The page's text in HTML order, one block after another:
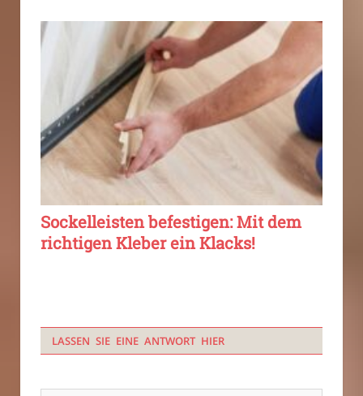
Sockelleisten befestigen: Mit dem
richtigen Kleber ein Klacks!
LASSEN SIE EINE ANTWORT HIER